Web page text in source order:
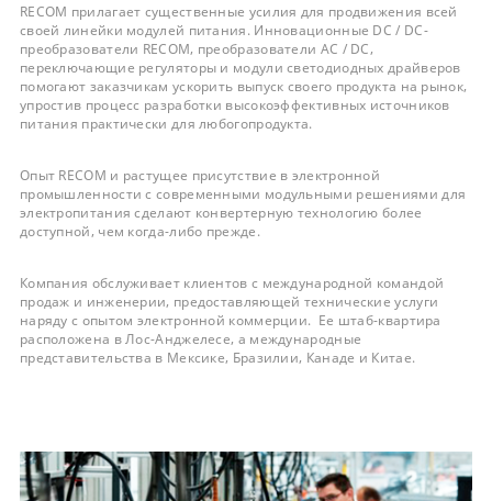
RECOM прилагает существенные усилия для продвижения всей
своей линейки модулей питания. Инновационные DC / DC-
преобразователи RECOM, преобразователи AC / DC,
переключающие регуляторы и модули светодиодных драйверов
помогают заказчикам ускорить выпуск своего продукта на рынок,
упростив процесс разработки высокоэффективных источников
питания практически для любогопродукта.
Опыт RECOM и растущее присутствие в электронной
промышленности с современными модульными решениями для
электропитания сделают конвертерную технологию более
доступной, чем когда-либо прежде.
Компания обслуживает клиентов с международной командой
продаж и инженерии, предоставляющей технические услуги
наряду с опытом электронной коммерции. Ее штаб-квартира
расположена в Лос-Анджелесе, а международные
представительства в Мексике, Бразилии, Канаде и Китае.